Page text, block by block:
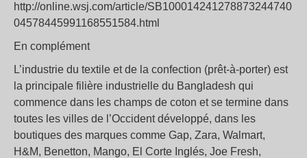
http://online.wsj.com/article/SB100014241278873244740
04578445991168551584.html
En complément
L’industrie du textile et de la confection (prêt-à-porter) est
la principale filière industrielle du Bangladesh qui
commence dans les champs de coton et se termine dans
toutes les villes de l’Occident développé, dans les
boutiques des marques comme Gap, Zara, Walmart,
H&M, Benetton, Mango, El Corte Inglés, Joe Fresh,